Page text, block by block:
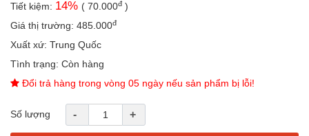
Bé
Bé
mà
Dành
cho
Tiết kiệm: 14% ( 70.000đ )
Giá thị trường: 485.000đ
Xuất xứ: Trung Quốc
Tình trạng: Còn hàng
Đổi trả hàng trong vòng 05 ngày nếu sản phẩm bị lỗi!
Số lượng - +